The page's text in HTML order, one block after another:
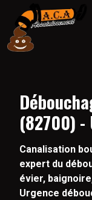
(82700)
Canalisation
expert du
évier,
Urgence